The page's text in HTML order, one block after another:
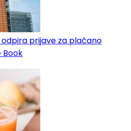
prijave za plačano
Book